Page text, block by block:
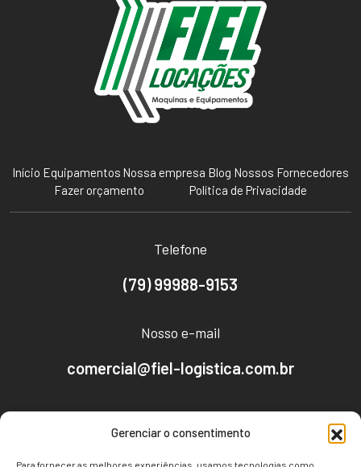
Gerenciar o consentimento
Para fornecer as melhores experiências, usamos tecnologias como
Início Equipamentos Nossa empresa Blog Nossos Fornecedores
Fazer orçamento
Política de Privacidade
Telefone
(79) 99988-9153
Nosso e-mail
comercial@fiel-logistica.com.br
Nosso endereço